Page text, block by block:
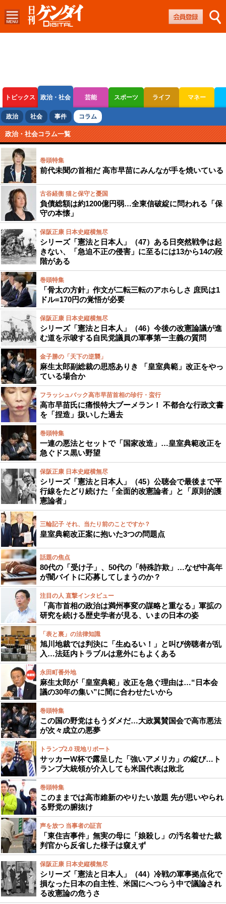
トピックス 政治・社会 芸能 スポーツ ライフ マネー
ボートレース 競輪 オートレース
政治 社会 事件 コラム
政治・社会コラム一覧
巻頭特集
前代未聞の首相だ 高市早苗にみんなが手を焼いている
古谷経衡 猫と保守と憂国
負債総額は約1200億円弱…全東信破綻に問われる「保
守の本懐」
保阪正康 日本史縦横無尽
シリーズ「憲法と日本人」（47）ある日突然戦争は起
きない、「急迫不正の侵害」に至るには13から14の段
階がある
巻頭特集
「骨太の方針」作文が二転三転のアホらしさ 庶民は1
ドル=170円の覚悟が必要
保阪正康 日本史縦横無尽
シリーズ「憲法と日本人」（46）今後の改憲論議が進
む道を示唆する自民党議員の軍事第一主義の質問
金子勝の「天下の逆襲」
麻生太郎副総裁の思惑ありき 「皇室典範」改正をやっ
ている場合か
フラッシュバック高市早苗首相の珍行・蛮行
高市早苗氏に痛恨特大ブーメラン！ 不都合な行政文書
を「捏造」扱いした過去
巻頭特集
一連の悪法とセットで「国家改造」…皇室典範改正を
急ぐドス黒い野望
保阪正康 日本史縦横無尽
シリーズ「憲法と日本人」（45）公聴会で最後まで平
行線をたどり続けた「全面的改憲論者」と「原則的護
憲論者」
三輪記子 それ、当たり前のことですか？
皇室典範改正案に抱いた3つの問題点
話題の焦点
80代の「受け子」、50代の「特殊詐欺」…なぜ中高年
が闇バイトに応募してしまうのか？
注目の人 直撃インタビュー
「高市首相の政治は満州事変の謀略と重なる」軍拡の
研究を続ける歴史学者が見る、いまの日本の姿
「表と裏」の法律知識
旭川地裁では判決に「生ぬるい！」と叫び傍聴者が乱
入…法廷内トラブルは意外にもよくある
永田町番外地
麻生太郎が「皇室典範」改正を急ぐ理由は…“日本会
議の30年の集い”に間に合わせたいから
巻頭特集
この国の野党はもうダメだ…大政翼賛国会で高市悪法
が次々成立の悪夢
トランプ2.0 現地リポート
サッカーW杯で露呈した「強いアメリカ」の綻び…ト
ランプ大統領が介入しても米国代表は敗北
巻頭特集
このままでは高市維新のやりたい放題 先が思いやられ
る野党の腑抜け
声を放つ 当事者の証言
「東住吉事件」無実の母に「娘殺し」の汚名着せた裁
判官から反省した様子は窺えず
保阪正康 日本史縦横無尽
シリーズ「憲法と日本人」（44）冷戦の軍事拠点化で
損なった日本の自主性、米国にへつらう中で議論され
る改憲論の危うさ